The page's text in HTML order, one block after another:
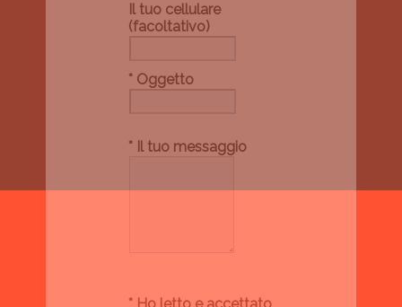
Il tuo cellulare
(facoltativo)
* Oggetto
* Il tuo messaggio